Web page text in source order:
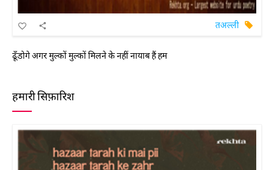
तअल्ली
ढूँडोगे अगर मुल्कों मुल्कों मिलने के नहीं नायाब हैं हम
हमारी सिफ़ारिश